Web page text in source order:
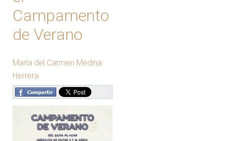
Campamento
de Verano
María del Carmen Medina
Herrera